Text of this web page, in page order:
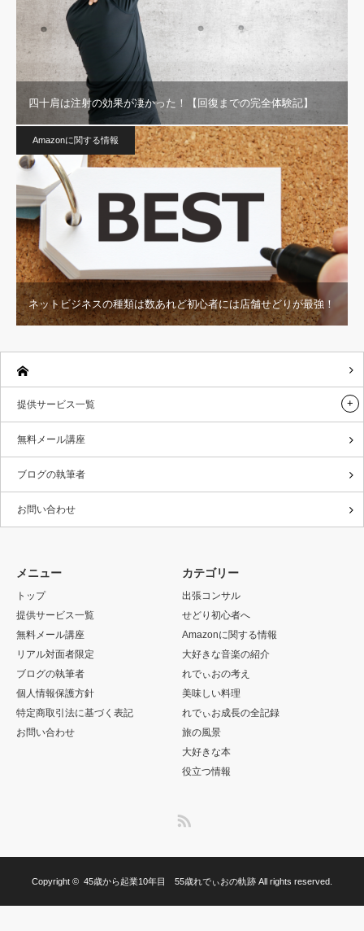
四十肩は注射の効果が凄かった！【回復までの完全体験記】
Amazonに関する情報
ネットビジネスの種類は数あれど初心者には店舗せどりが最強！
提供サービス一覧
無料メール講座
ブログの執筆者
お問い合わせ
メニュー
トップ
提供サービス一覧
無料メール講座
リアル対面者限定
ブログの執筆者
個人情報保護方針
特定商取引法に基づく表記
お問い合わせ
カテゴリー
出張コンサル
せどり初心者へ
Amazonに関する情報
大好きな音楽の紹介
れでぃおの考え
美味しい料理
れでぃお成長の全記録
旅の風景
大好きな本
役立つ情報
Copyright © 45歳から起業10年目 55歳れでぃおの軌跡 All rights reserved.